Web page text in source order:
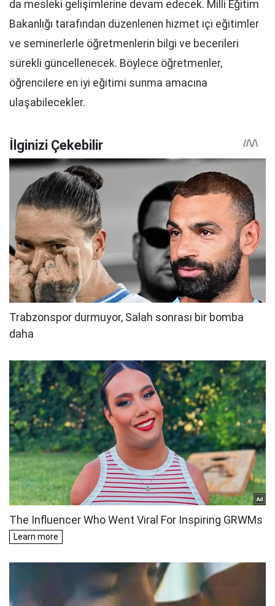
da mesleki gelişimlerine devam edecek. Milli Eğitim
Bakanlığı tarafından düzenlenen hizmet içi eğitimler
ve seminerlerle öğretmenlerin bilgi ve becerileri
sürekli güncellenecek. Böylece öğretmenler,
öğrencilere en iyi eğitimi sunma amacına
ulaşabilecekler.